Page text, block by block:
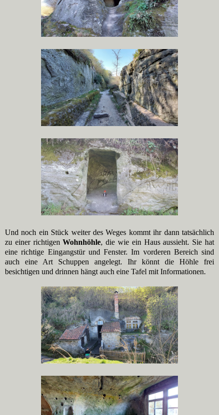
Und noch ein Stück weiter des Weges kommt ihr dann tatsächlich
zu einer richtigenWohnhöhle, die wie ein Haus aussieht. Sie hat
eine richtige Eingangstür und Fenster. Im vorderen Bereich sind
auch eine Art Schuppen angelegt. Ihr könnt die Höhle frei
besichtigen und drinnen hängt auch eine Tafel mit Informationen.